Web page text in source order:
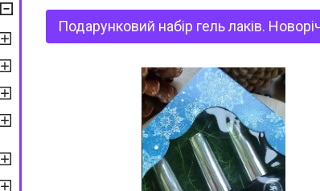
Подарунковий набір гель лаків.